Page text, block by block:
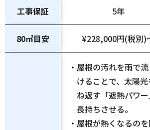
工事保証 5年
80㎡目安 ¥228,000円(税別)
・屋根の汚れを雨で
けることで、太陽
ね返す「遮熱パワー
長持ちさせる。
・屋根が熱くなるの